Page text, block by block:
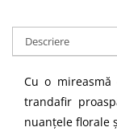
Descriere
Cu o
trandafir
nuanțele florale